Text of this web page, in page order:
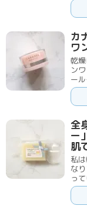
カ
ワ
乾
ン
ー
全
ー
肌
私
な
っ